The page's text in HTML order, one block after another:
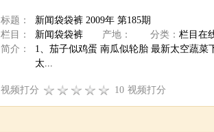
标题：
新闻袋袋裤 2009年 第185期
栏目：
新闻袋袋裤 产地： 分类： 栏目在
简介：
1、茄子似鸡蛋 南瓜似轮胎 最新太空蔬
太...
视频打分 10 视频打分